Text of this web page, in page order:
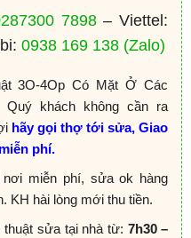
7898– Viettel:
0938 169 138 (Zalo)
3O-4Op Có Mặt Ở Các
Quý khách không cần ra
hãy gọi thợ tới sửa, Giao
phí.
miễn phí, sửa ok hàng
KH hài lòng mới thu tiền.
sửa tại nhà từ: 7h30 –